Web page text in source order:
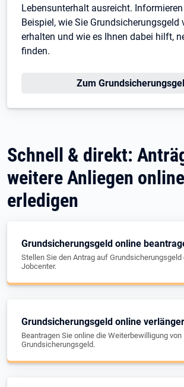
Lebensunterhalt ausreicht.
Beispiel, wie Sie Grundsicherungsgeld
erhalten und wie es Ihnen dabei hilft,
finden.
Zum
Schnell & direkt:
weitere Anliegen online
erledigen
Grundsicherungsgeld online
Stellen Sie den Antrag auf
Jobcenter.
Grundsicherungsgeld online
Beantragen Sie online die Weiterbewilligung von
Grundsicherungsgeld.